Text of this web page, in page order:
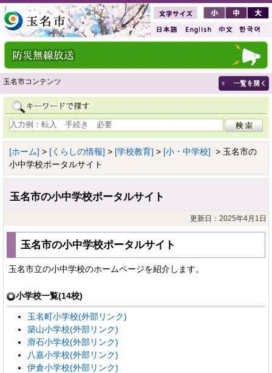
玉名市コンテンツ
[ホーム] > [くらしの情報] > [学校教育] > [小・中学校] > 玉名市の
小中学校ポータルサイト
玉名市の小中学校ポータルサイト
更新日：2025年4月1日
玉名市の小中学校ポータルサイト
玉名市立の小中学校のホームページを紹介します。
小学校一覧(14校)
玉名町小学校(外部リンク)
築山小学校(外部リンク)
滑石小学校(外部リンク)
八嘉小学校(外部リンク)
伊倉小学校(外部リンク)